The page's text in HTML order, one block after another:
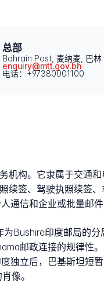
总部
Bahrain Post, 麦纳麦, 巴林
enquiry@mtt.gov.bh
电话：+97380001100
机构。它隶属于交通
签、驾驶执照续签
通信和企业或批量邮件
Bushire印度邮局的
邮政连接的规律性
立后，巴基斯坦短
像。